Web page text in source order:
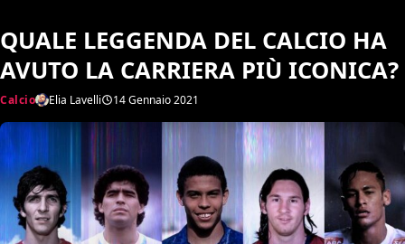
QUALE LEGGENDA DEL CALCIO HA
AVUTO LA CARRIERA PIÙ ICONICA?
Calcio Elia Lavelli 14 Gennaio 2021